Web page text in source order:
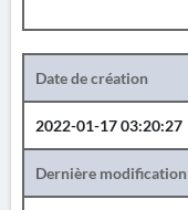
Date de création
2022-01-17 03:20:27
Dernière modification